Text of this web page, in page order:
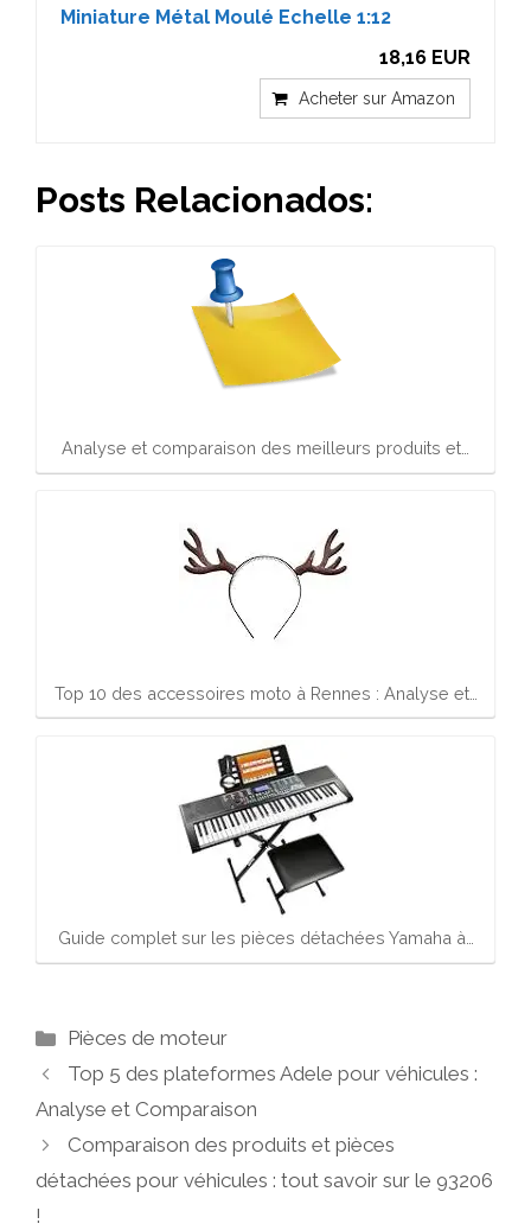
Miniature Métal Moulé Echelle 1:12
18,16 EUR
Acheter sur Amazon
Posts Relacionados:
Analyse et comparaison des meilleurs produits et…
Top 10 des accessoires moto à Rennes : Analyse et…
Guide complet sur les pièces détachées Yamaha à…
Catégories
Pièces de moteur
Top 5 des plateformes Adele pour véhicules :
Analyse et Comparaison
Comparaison des produits et pièces
détachées pour véhicules : tout savoir sur le 93206
!